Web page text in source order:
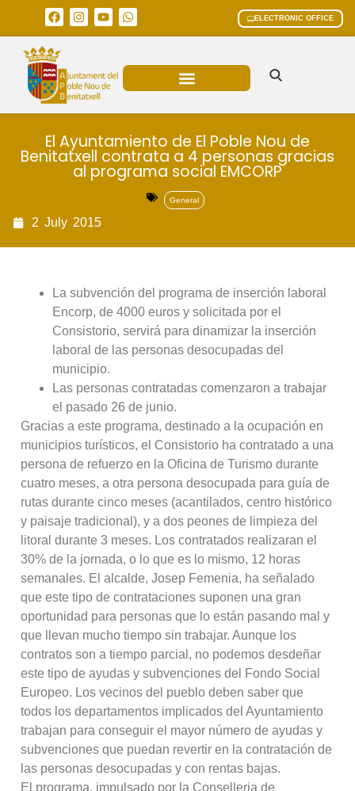
ELECTRONIC OFFICE
El Ayuntamiento de El Poble Nou de
Benitatxell contrata a 4 personas gracias
al programa social EMCORP
General
2 July 2015
La subvención del programa de inserción laboral
Encorp, de 4000 euros y solicitada por el
Consistorio, servirá para dinamizar la inserción
laboral de las personas desocupadas del
municipio.
Las personas contratadas comenzaron a trabajar
el pasado 26 de junio.
Gracias a este programa, destinado a la ocupación en
municipios turísticos, el Consistorio ha contratado a una
persona de refuerzo en la Oficina de Turismo durante
cuatro meses, a otra persona desocupada para guía de
rutas durante cinco meses (acantilados, centro histórico
y paisaje tradicional), y a dos peones de limpieza del
litoral durante 3 meses. Los contratados realizaran el
30% de la jornada, o lo que es lo mismo, 12 horas
semanales. El alcalde, Josep Femenia, ha señalado
que este tipo de contrataciones suponen una gran
oportunidad para personas que lo están pasando mal y
que llevan mucho tiempo sin trabajar. Aunque los
contratos son a tiempo parcial, no podemos desdeñar
este tipo de ayudas y subvenciones del Fondo Social
Europeo. Los vecinos del pueblo deben saber que
todos los departamentos implicados del Ayuntamiento
trabajan para conseguir el mayor número de ayudas y
subvenciones que puedan revertir en la contratación de
las personas desocupadas y con rentas bajas.
El programa, impulsado por la Conselleria de